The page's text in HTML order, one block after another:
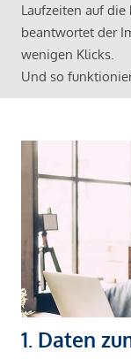
Laufzeiten auf die
beantwortet der
wenigen Klicks.
Und so
1. Daten